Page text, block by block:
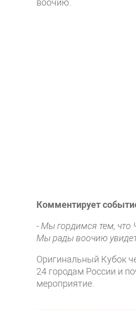
воочию.
Комментирует
- Мы гордимся тем, что
Мы рады воочию
Оригинальный Кубок
24 городам России и
мероприятие.